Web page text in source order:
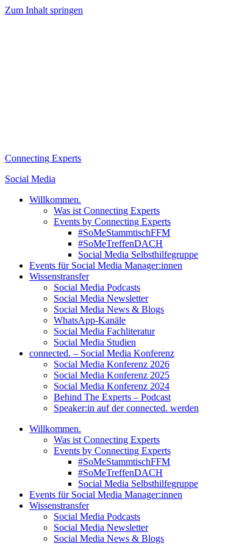
Zum Inhalt springen
Connecting Experts
Social Media
Willkommen.
Was ist Connecting Experts
Events by Connecting Experts
#SoMeStammtischFFM
#SoMeTreffenDACH
Social Media Selbsthilfegruppe
Events für Social Media Manager:innen
Wissenstransfer
Social Media Podcasts
Social Media Newsletter
Social Media News & Blogs
WhatsApp-Kanäle
Social Media Fachliteratur
Social Media Studien
connected. – Social Media Konferenz
Social Media Konferenz 2026
Social Media Konferenz 2025
Social Media Konferenz 2024
Behind The Experts – Podcast
Speaker:in auf der connected. werden
Willkommen.
Was ist Connecting Experts
Events by Connecting Experts
#SoMeStammtischFFM
#SoMeTreffenDACH
Social Media Selbsthilfegruppe
Events für Social Media Manager:innen
Wissenstransfer
Social Media Podcasts
Social Media Newsletter
Social Media News & Blogs